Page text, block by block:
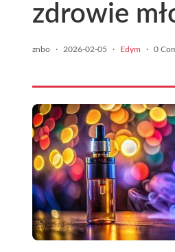
zdrowie
znbo · 2026-02-05 · Edym · 0